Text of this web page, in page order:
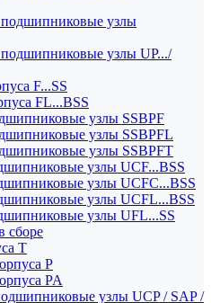
узлы
узлы UP.../
F...SS
FL...BSS
узлы SSBPF
узлы SSBPFL
узлы SSBPFT
узлы UCF...BSS
узлы UCFC...BSS
узлы UCFL...BSS
узлы UFL...SS
сборе
T
P
PA
узлы UCP / SAP /